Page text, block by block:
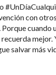
con
cuando
mejor.
salvar más